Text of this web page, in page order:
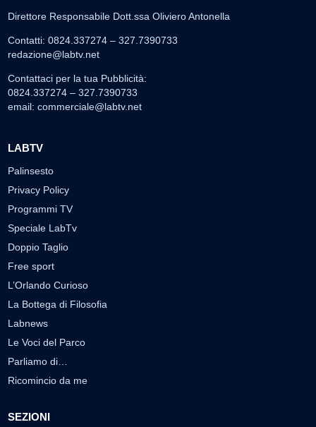
Direttore Responsabile Dott.ssa Oliviero Antonella
Contatti: 0824.337274 – 327.7390733
redazione@labtv.net
Contattaci per la tua Pubblicità:
0824.337274 – 327.7390733
email: commerciale@labtv.net
LABTV
Palinsesto
Privacy Policy
Programmi TV
Speciale LabTv
Doppio Taglio
Free sport
L’Orlando Curioso
La Bottega di Filosofia
Labnews
Le Voci del Parco
Parliamo di…
Ricomincio da me
SEZIONI